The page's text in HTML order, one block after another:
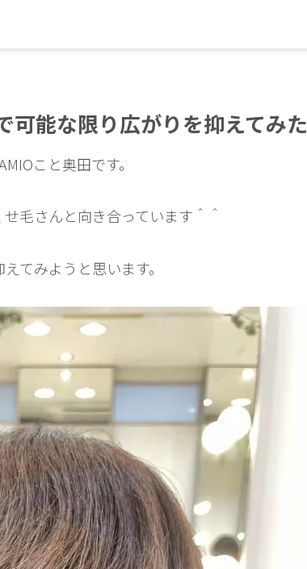
可能な限り広がりを抑えてみた
こと奥田です。
毛さんと向き合っています＾＾
てみようと思います。